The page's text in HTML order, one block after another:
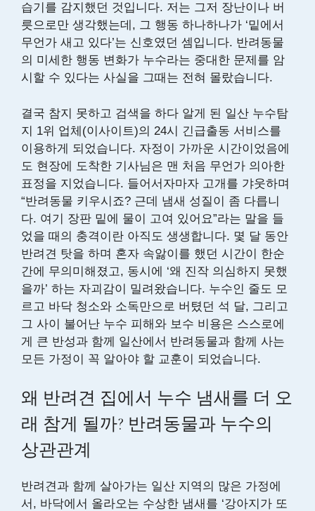
습기를 감지했던 것입니다. 저는 그저 장난이나 버
릇으로만 생각했는데, 그 행동 하나하나가 ‘밑에서
무언가 새고 있다’는 신호였던 셈입니다. 반려동물
의 미세한 행동 변화가 누수라는 중대한 문제를 암
시할 수 있다는 사실을 그때는 전혀 몰랐습니다.
결국 참지 못하고 검색을 하다 알게 된 일산 누수탐
지 1위 업체(이사이트)의 24시 긴급출동 서비스를
이용하게 되었습니다. 자정이 가까운 시간이었음에
도 현장에 도착한 기사님은 맨 처음 무언가 의아한
표정을 지었습니다. 들어서자마자 고개를 갸웃하며
“반려동물 키우시죠? 근데 냄새 성질이 좀 다릅니
다. 여기 장판 밑에 물이 고여 있어요”라는 말을 들
었을 때의 충격이란 아직도 생생합니다. 몇 달 동안
반려견 탓을 하며 혼자 속앓이를 했던 시간이 한순
간에 무의미해졌고, 동시에 ‘왜 진작 의심하지 못했
을까’ 하는 자괴감이 밀려왔습니다. 누수인 줄도 모
르고 바닥 청소와 소독만으로 버텼던 석 달, 그리고
그 사이 불어난 누수 피해와 보수 비용은 스스로에
게 큰 반성과 함께 일산에서 반려동물과 함께 사는
모든 가정이 꼭 알아야 할 교훈이 되었습니다.
왜 반려견 집에서 누수 냄새를 더 오
래 참게 될까? 반려동물과 누수의
상관관계
반려견과 함께 살아가는 일산 지역의 많은 가정에
서, 바닥에서 올라오는 수상한 냄새를 ‘강아지가 또